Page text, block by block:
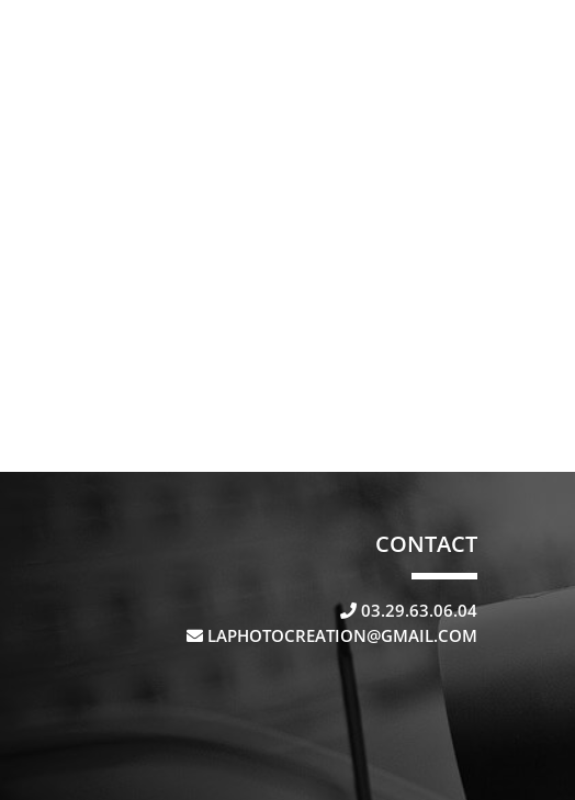
CONTACT
03.29.63.06.04
LAPHOTOCREATION@GMAIL.COM